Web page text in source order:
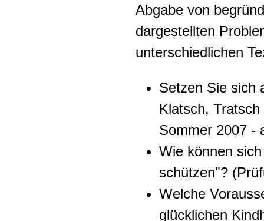
Abgabe von
dargestellten
unterschiedlichen
Setzen Sie sich
Klatsch,
Sommer 2007 -
Wie können
schützen"?
Welche
glücklichen